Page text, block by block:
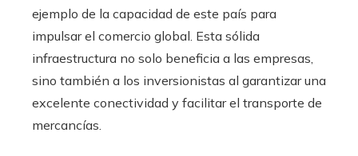
ejemplo de la capacidad de este país para
impulsar el comercio global. Esta sólida
infraestructura no solo beneficia a las empresas,
sino también a los inversionistas al garantizar una
excelente conectividad y facilitar el transporte de
mercancías.